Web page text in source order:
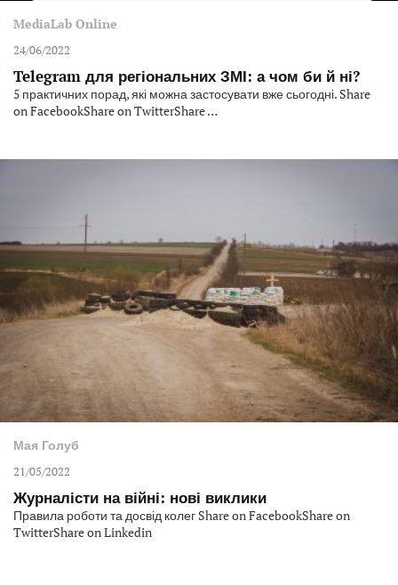
MediaLab Online
24/06/2022
Telegram для регіональних ЗМІ: а чом би й ні?
5 практичних порад, які можна застосувати вже сьогодні. Share
on FacebookShare on TwitterShare …
Мая Голуб
21/05/2022
Журналісти на війні: нові виклики
Правила роботи та досвід колег Share on FacebookShare on
TwitterShare on Linkedin